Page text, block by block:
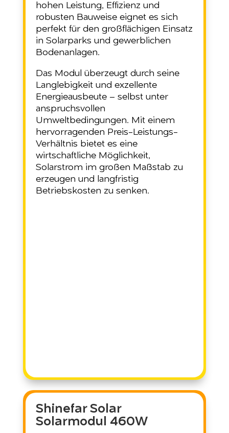
hohen Leistung, Effizienz und
robusten Bauweise eignet es sich
perfekt für den großflächigen Einsatz
in Solarparks und gewerblichen
Bodenanlagen.
Das Modul überzeugt durch seine
Langlebigkeit und exzellente
Energieausbeute – selbst unter
anspruchsvollen
Umweltbedingungen. Mit einem
hervorragenden Preis-Leistungs-
Verhältnis bietet es eine
wirtschaftliche Möglichkeit,
Solarstrom im großen Maßstab zu
erzeugen und langfristig
Betriebskosten zu senken.
Shinefar Solar
Solarmodul 460W